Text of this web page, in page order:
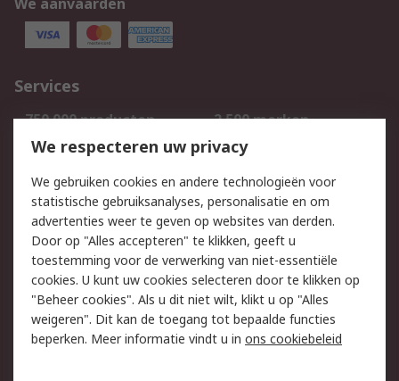
We aanvaarden
Services
750.000 producten
2.500 merken
Bestellen
Inkoopoplossingen
Track & Trace
Wettelijk
Cookiebeleid
Email veiligheid
Privacybeleid
Websitevoorwaarden
Algemene
verkoopvoorwaarden
We respecteren uw privacy
We gebruiken cookies en andere technologieën voor
statistische gebruiksanalyses, personalisatie en om
advertenties weer te geven op websites van derden.
Door op "Alles accepteren" te klikken, geeft u
toestemming voor de verwerking van niet-essentiële
cookies. U kunt uw cookies selecteren door te klikken op
"Beheer cookies". Als u dit niet wilt, klikt u op "Alles
weigeren". Dit kan de toegang tot bepaalde functies
beperken. Meer informatie vindt u in ons cookiebeleid